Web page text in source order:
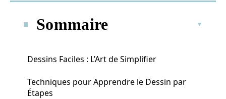
Sommaire
Dessins Faciles : L’Art de Simplifier
Techniques pour Apprendre le Dessin par
Étapes